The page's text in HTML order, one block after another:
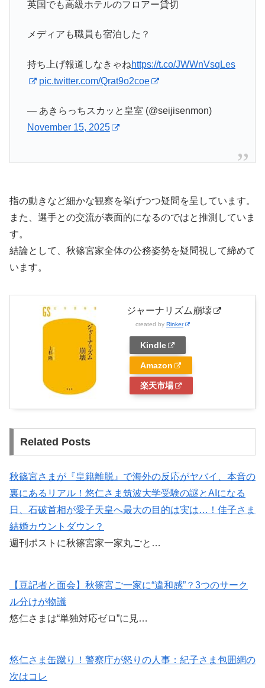
英国でも高級ホテルのフロアー貸切
メディアも職員も宿泊した？
持ち上げ報道しなきゃねhttps://t.co/JWWnVsqLes
pic.twitter.com/Qrat9o2coe
— あきらっちスカッと皇室 (@seijisenmon)
November 15, 2025
指の動きなど細かな観察を挙げつつ疑問を呈しています。
また、選手との交流が表面的になるのではと推測していま
す。
結論として、秋篠宮家全体の公務姿勢を疑問視して締めて
います。
ジャーナリズム崩壊
created by Rinker
Kindle
Amazon
楽天市場
Related Posts
秋篠宮さまが『皇籍離脱』で海外の反応がヤバイ、本音の
裏にあるリアル！悠仁さま筑波大学受験の謎とAIになる
日、石破首相が愛子天皇へ最大の目的は実は…！佳子さま
結婚カウントダウン？
週刊ポストに秋篠宮家一家丸ごと…
【豆記者と面会】秋篠宮ご一家に“違和感”？3つのサーク
ル分けが物議
悠仁さまは“単独対応ゼロ”に見…
悠仁さま缶蹴り！警察庁が怒りの人事：紀子さま包囲網の
次はコレ